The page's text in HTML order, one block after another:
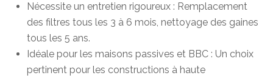
Nécessite un entretien rigoureux : Remplacement
des filtres tous les 3 à 6 mois, nettoyage des gaines
tous les 5 ans.
Idéale pour les maisons passives et BBC : Un choix
pertinent pour les constructions à haute